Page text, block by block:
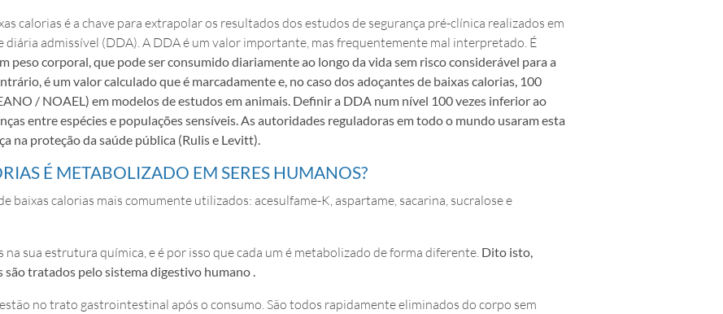
calorias é a chave para extrapolar os resultados dos estudos de segurança pré-clínica realizados em
diária admissível (DDA). A DDA é um valor importante, mas frequentemente mal interpretado. É
peso corporal, que pode ser consumido diariamente ao longo da vida sem risco considerável para a
é um valor calculado que é marcadamente e, no caso dos adoçantes de baixas calorias, 100
/ NOAEL) em modelos de estudos em animais. Definir a DDA num nível 100 vezes inferior ao
entre espécies e populações sensíveis. As autoridades reguladoras em todo o mundo usaram esta
na proteção da saúde pública (Rulis e Levitt).
É METABOLIZADO EM SERES HUMANOS?
baixas calorias mais comumente utilizados: acesulfame-K, aspartame, sacarina, sucralose e
sua estrutura química, e é por isso que cada um é metabolizado de forma diferente. Dito isto,
tratados pelo sistema digestivo humano .
no trato gastrointestinal após o consumo. São todos rapidamente eliminados do corpo sem